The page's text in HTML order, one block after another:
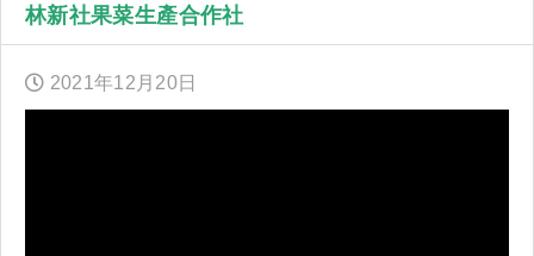
林新社果菜生產合作社
2021年12 月 20日